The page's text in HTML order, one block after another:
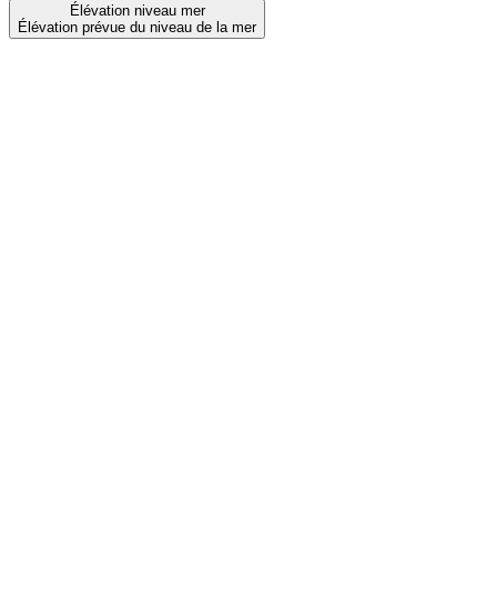
Élévation niveau mer
Élévation prévue du niveau de la mer